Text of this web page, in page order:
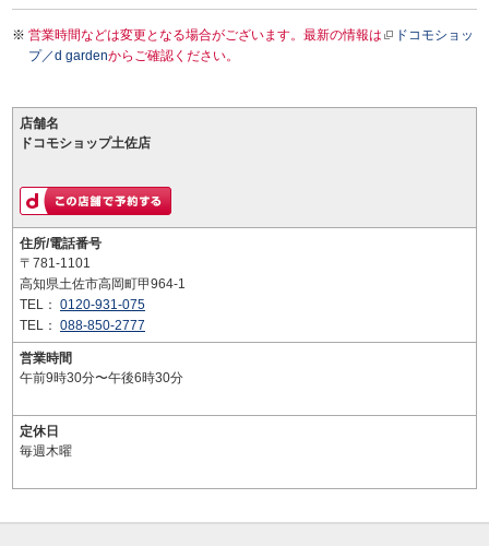
営業時間などは変更となる場合がございます。最新の情報は
ドコモショッ
プ／d gardenからご確認ください。
店舗名
ドコモショップ土佐店
住所/電話番号
〒781-1101
高知県土佐市高岡町甲964-1
TEL： 0120-931-075
TEL： 088-850-2777
営業時間
午前9時30分〜午後6時30分
定休日
毎週木曜